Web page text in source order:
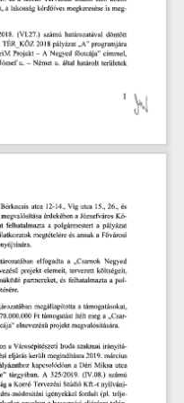
a lakosság kérdőíves megkeresése is meg-
(VI.27.) számú határozatával döntött
TÉR_KÖZ 2018 pályázat „A" programjára
Projekt — A Negyed főutcája" címmel,
József u. Német u. által határolt területek
Bérkocsis utca 12-14., Víg utca 15., 26.,
és
megvalósítása érdekében a Józsefváros Kii-
felhatalmazta a polgármestert a pályázat
megtételére és annak a Fővárosi
elfogadta a „Csarnok Negyed
ű projekt elemeit, tervezett költségeit,
űködő partnereket, és felhatalmazta a pol-
megállapította a támogatásokat,
Ft támogatást ítélt meg a
„Csar-
elnevezésű projekt megvalósítására.
a Városépítészeti Iroda szakmai irányítá-
eljárás került megindításra 2019. március
kapcsolódóan a Déri Miksa utca
tárgyában. A 325/2019. (IV.08.) számú
a Korzó Tervezési Studio Kft.-t nyilvání-
dés-módosítási igényekkel fordult (pl. telje-